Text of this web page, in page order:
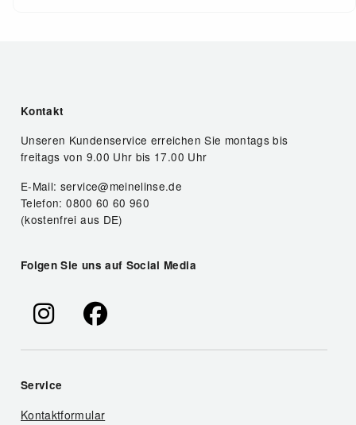
Kontakt
Unseren Kundenservice erreichen Sie montags bis
freitags von 9.00 Uhr bis 17.00 Uhr
E-Mail: service@meinelinse.de
Telefon: 0800 60 60 960
(kostenfrei aus DE)
Folgen Sie uns auf Social Media
Service
Kontaktformular